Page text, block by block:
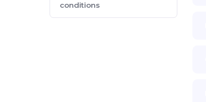
conditions